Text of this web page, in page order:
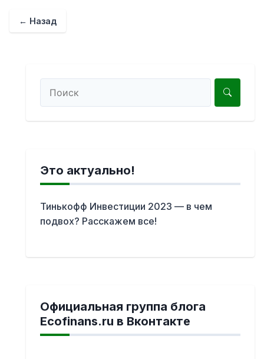
← Назад
Это актуально!
Тинькофф Инвестиции 2023 — в чем
подвох? Расскажем все!
Официальная группа блога
Ecofinans.ru в Вконтакте